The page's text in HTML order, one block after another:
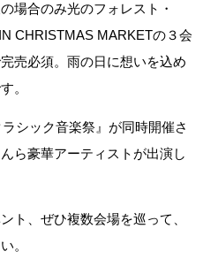
場合のみ光のフォレスト・
CHRISTMAS MARKETの３会
売必須。雨の日に想いを込め
。
シック音楽祭』が同時開催さ
ら豪華アーティストが出演し
ト、ぜひ複数会場を巡って、
。